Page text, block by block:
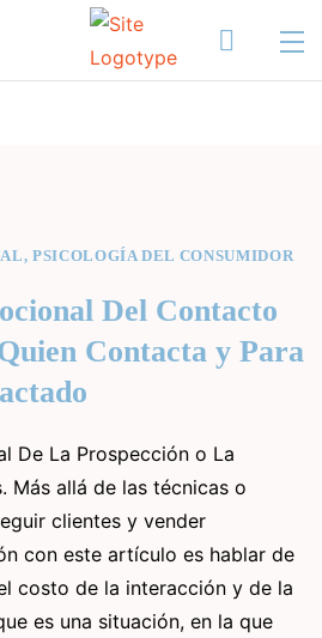
, PSICOLOGÍA DEL CONSUMIDOR
Del Contacto
Contacta y Para
De La Prospección o La
Más allá de las técnicas o
clientes y vender
con este artículo es hablar de
costo de la interacción y de la
es una situación, en la que